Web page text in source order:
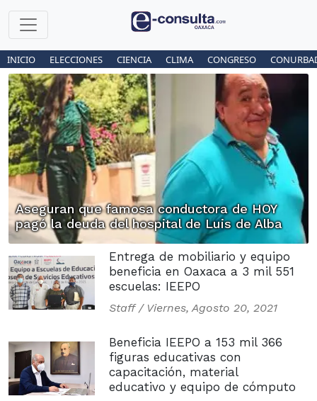
INICIO ELECCIONES CIENCIA CLIMA CONGRESO
Aseguran que famosa conductora de HOY
pagó la deuda del hospital de Luis de Alba
Entrega de mobiliario y equipo
beneficia en Oaxaca a 3 mil 551
escuelas: IEEPO
Staff / Viernes, Agosto 20, 2021
Beneficia IEEPO a 153 mil 366
figuras educativas con
capacitación, material
educativo y equipo de cómputo